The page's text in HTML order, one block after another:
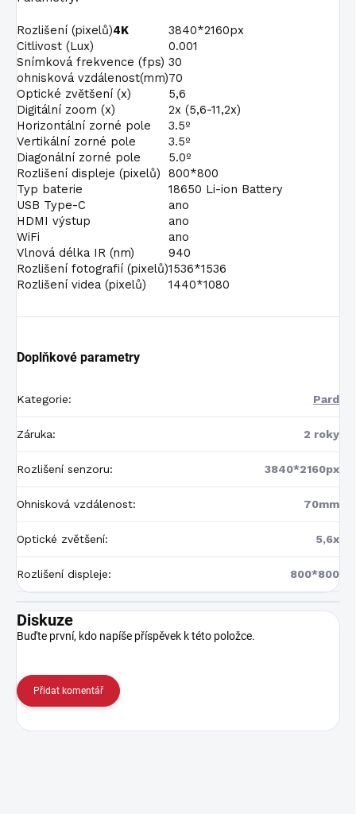
Rozlišení (pixelů)4K
3840*2160px
Citlivost (Lux)
0.001
Snímková frekvence (fps) 30
ohnisková vzdálenost(mm)70
Optické zvětšení (x)
5,6
Digitální zoom (x)
2x (5,6-11,2x)
Horizontální zorné pole
3.5º
Vertikální zorné pole
3.5º
Diagonální zorné pole
5.0º
Rozlišení displeje (pixelů)
800*800
Typ baterie
18650 Li-ion Battery
USB Type-C
ano
HDMI výstup
ano
WiFi
ano
Vlnová délka IR (nm)
940
Rozlišení fotografií (pixelů)1536*1536
Rozlišení videa (pixelů)
1440*1080
Doplňkové parametry
Kategorie: Pard
Záruka: 2 roky
Rozlišení senzoru: 3840*2160px
Ohnisková vzdálenost: 70mm
Optické zvětšení: 5,6x
Rozlišení displeje: 800*800
Diskuze
Buďte první, kdo napíše příspěvek k této položce.
Přidat komentář